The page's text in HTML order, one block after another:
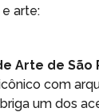
arte:
Arte de São
com
um dos